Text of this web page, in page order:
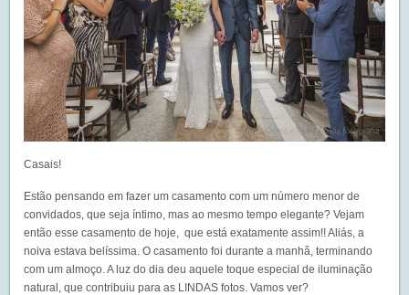
Casais!
Estão pensando em fazer um casamento com um número menor de
convidados, que seja íntimo, mas ao mesmo tempo elegante? Vejam
então esse casamento de hoje, que está exatamente assim!! Aliás, a
noiva estava belíssima. O casamento foi durante a manhã, terminando
com um almoço. A luz do dia deu aquele toque especial de iluminação
natural, que contribuiu para as LINDAS fotos. Vamos ver?